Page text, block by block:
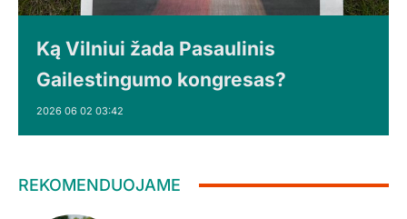
Ką Vilniui žada Pasaulinis
Gailestingumo kongresas?
2026 06 02 03:42
REKOMENDUOJAME